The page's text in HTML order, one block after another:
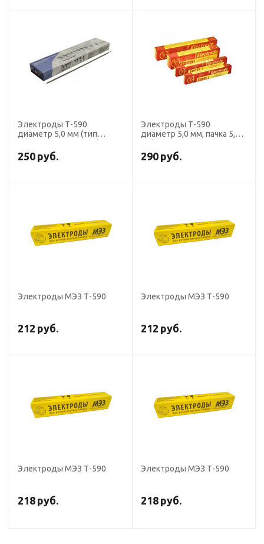
Электроды Т-590
диаметр 5,0 мм (тип
наплавочные (пачка 5 кг,
Ротекс)
250 руб.
Электроды Т-590
диаметр 5,0 мм, пачка 5,0
пост.ток), СпецЭлектрод
290 руб.
Электроды МЭЗ Т-590
212 руб.
Электроды МЭЗ Т-590
212 руб.
Электроды МЭЗ Т-590
218 руб.
Электроды МЭЗ Т-590
218 руб.